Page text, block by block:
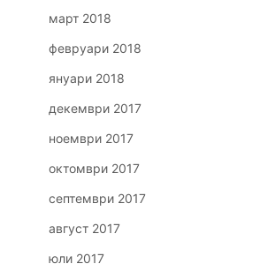
март 2018
февруари 2018
януари 2018
декември 2017
ноември 2017
октомври 2017
септември 2017
август 2017
юли 2017